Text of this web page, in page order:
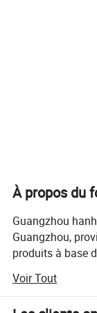
À propos du
Guangzhou
Guangzhou,
produits à base
usine qui a
recherche et au
Voir Tout